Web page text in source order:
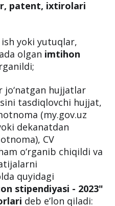
patent, ixtirolari
yoki yutuqlar,
olgan imtihon
jo‘natgan hujjatlar
tasdiqlovchi hujjat,
(my.gov.uz
dekanatdan
CV
o‘rganib chiqildi va
quyidagi
stipendiyasi - 2023"
deb e’lon qiladi: